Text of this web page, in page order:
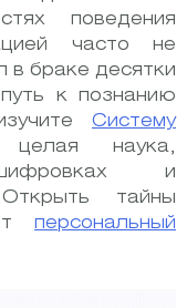
поведения
часто не
браке десятки
к познанию
Систему
наука,
и
Открыть тайны
персональный